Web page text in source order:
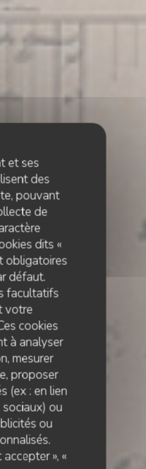
et ses
des
pouvant
de
dits «
obligatoires
défaut.
facultatifs
votre
cookies
à analyser
mesurer
proposer
(ex : en lien
ou
ou
», «